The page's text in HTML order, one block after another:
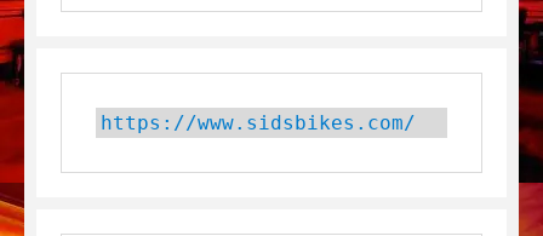
https://www.sidsbikes.com/